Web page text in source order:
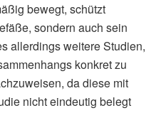
bewegt, schützt
sondern auch sein
allerdings weitere Studien,
konkret zu
da diese mit
nicht eindeutig belegt